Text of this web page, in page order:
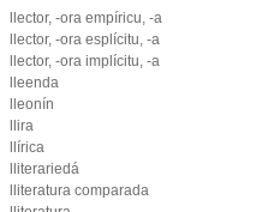
llector, -ora empíricu, -a
llector, -ora esplícitu, -a
llector, -ora implícitu, -a
lleenda
lleonín
llira
llírica
lliterariedá
lliteratura comparada